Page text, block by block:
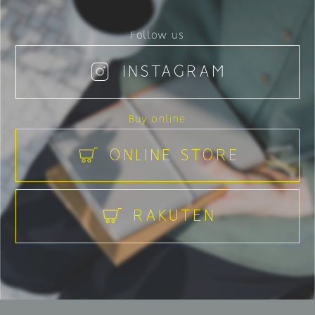
Follow us
INSTAGRAM
Buy online
ONLINE STORE
RAKUTEN